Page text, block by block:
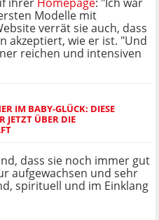
Modelle mit
verrät sie auch, dass
akzeptiert, wie er ist. "Und
reichen und intensiven
IM BABY-GLÜCK: DIESE
JETZT ÜBER DIE
dass sie noch immer gut
aufgewachsen und sehr
spirituell und im Einklang